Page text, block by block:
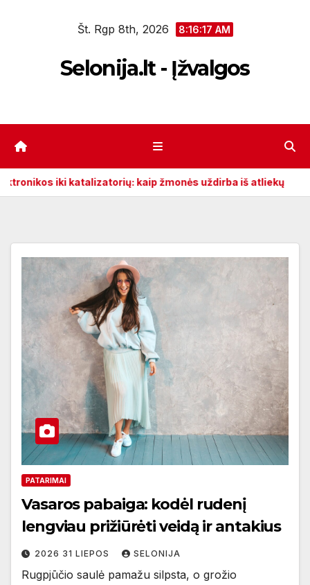
Št. Rgp 8th, 2026 8:16:18 AM
Selonija.lt - Įžvalgos
kaip žmonės uždirba iš atliekų Automobilio
PATARIMAI
Vasaros pabaiga: kodėl rudenį
lengviau prižiūrėti veidą ir antakius
2026 31 LIEPOS SELONIJA
Rugpjūčio saulė pamažu silpsta, o grožio